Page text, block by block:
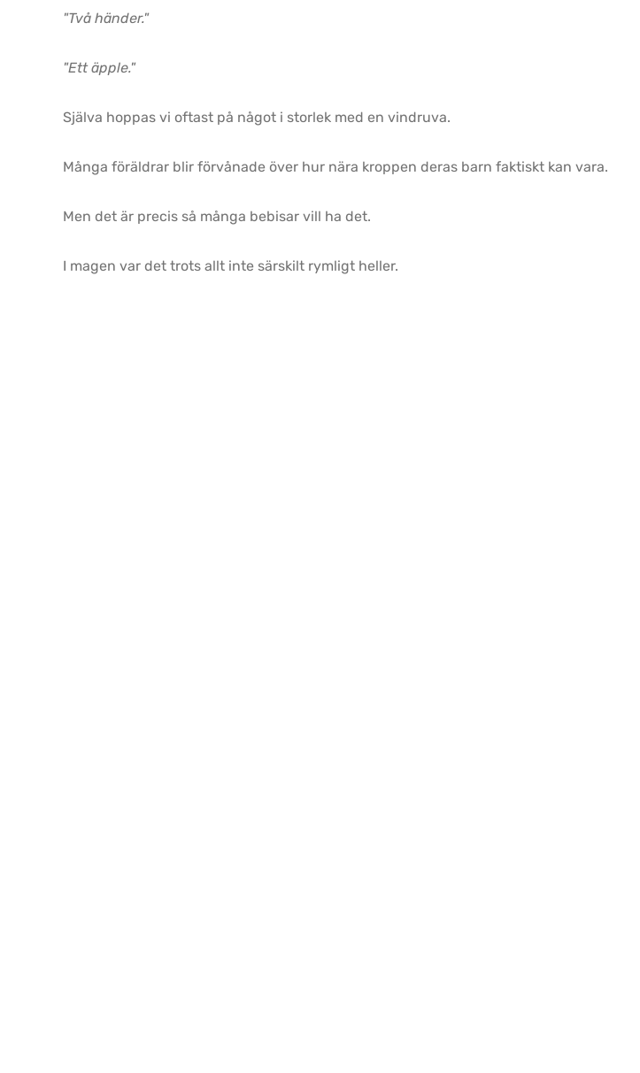
"Två händer."
"Ett äpple."
Själva hoppas vi oftast på något i storlek med en vindruva.
Många föräldrar blir förvånade över hur nära kroppen deras barn faktiskt kan vara.
Men det är precis så många bebisar vill ha det.
I magen var det trots allt inte särskilt rymligt heller.